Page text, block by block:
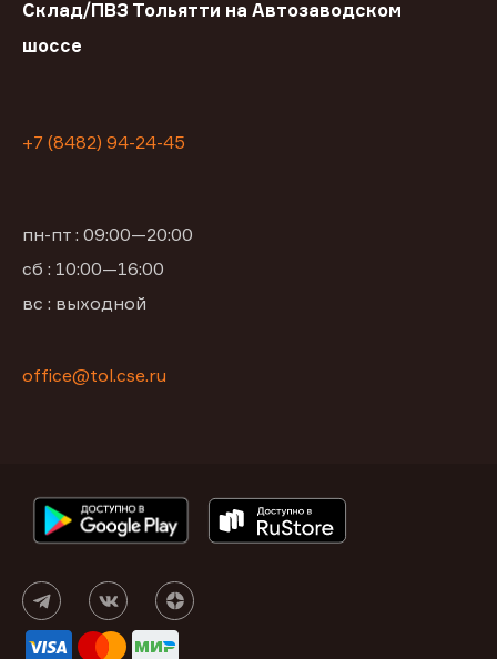
Склад/ПВЗ Тольятти на Автозаводском
шоссе
+7 (8482) 94-24-45
пн-пт : 09:00—20:00
сб : 10:00—16:00
вс : выходной
office@tol.cse.ru